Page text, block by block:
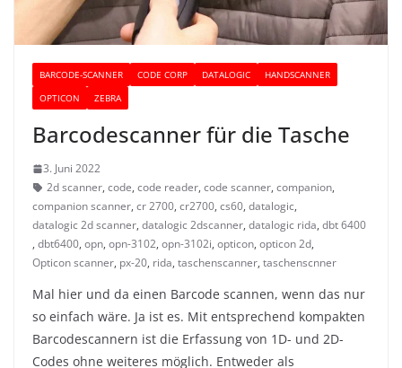
BARCODE-SCANNER CODE CORP DATALOGIC
HANDSCANNER
OPTICON
ZEBRA
Barcodescanner für die Tasche
3. Juni 2022
2d scanner, code, code reader, code scanner, companion,
companion scanner, cr 2700, cr2700, cs60, datalogic,
datalogic 2d scanner, datalogic 2dscanner, datalogic rida, dbt 6400
, dbt6400, opn, opn-3102, opn-3102i, opticon, opticon 2d,
Opticon scanner, px-20, rida, taschenscanner, taschenscnner
Mal hier und da einen Barcode scannen, wenn das nur
so einfach wäre. Ja ist es. Mit entsprechend kompakten
Barcodescannern ist die Erfassung von 1D- und 2D-
Codes ohne weiteres möglich. Entweder als